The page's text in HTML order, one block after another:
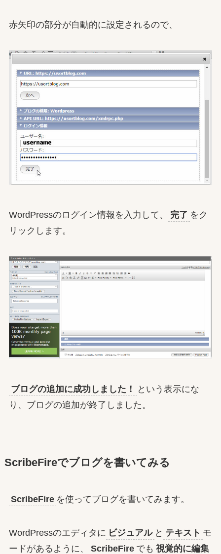
赤矢印の部分が自動的に設定されるので、
WordPressのログイン情報を入力して、 完了 をク
リックします。
ブログの追加に成功しました！
という表示にな
り、ブログの追加が終了しました。
ScribeFireでブログを書いてみる
ScribeFire を使ってブログを書いてみます。
WordPressのエディタに ビジュアル と テキスト モ
ードがあるように、
ScribeFire でも 視覚的に編集